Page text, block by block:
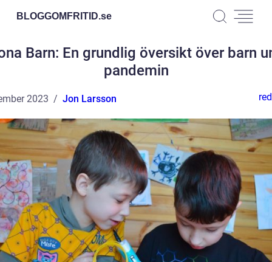
BLOGGOMFRITID.se
Barn: En grundlig översikt över barn
pandemin
2023 Jon Larsson